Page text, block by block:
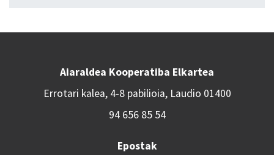
Aiaraldea Kooperatiba Elkartea
Errotari kalea, 4-8 pabilioia, Laudio 01400
94 656 85 54
Epostak